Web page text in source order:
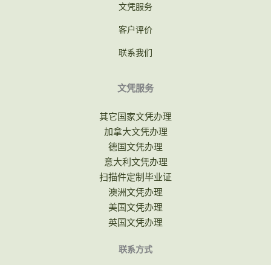
文凭服务
客户评价
联系我们
文凭服务
其它国家文凭办理
加拿大文凭办理
德国文凭办理
意大利文凭办理
扫描件定制毕业证
澳洲文凭办理
美国文凭办理
英国文凭办理
联系方式